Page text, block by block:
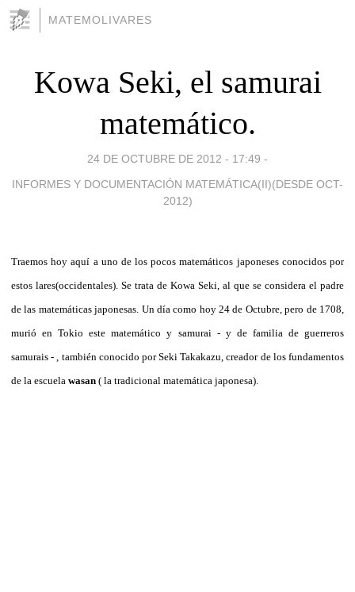
MATEMOLIVARES
Kowa Seki, el samurai
matemático.
24 DE OCTUBRE DE 2012 - 17:49 -
INFORMES Y DOCUMENTACIÓN MATEMÁTICA(II)(DESDE OCT-
2012)
Traemos hoy aquí a uno de los pocos matemáticos japoneses conocidos por
estos lares(occidentales). Se trata de Kowa Seki, al que se considera el padre
de las matemáticas japonesas. Un día como hoy 24 de Octubre, pero de 1708,
murió en Tokio este matemático y samurai - y de familia de guerreros
samurais - , también conocido por Seki Takakazu, creador de los fundamentos
de la escuela wasan ( la tradicional matemática japonesa).